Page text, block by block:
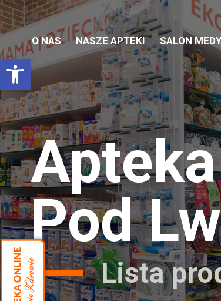
Otwórz pasek narzędzi
O NAS NASZE APTEKI SALON
Apteka
Pod
Lista